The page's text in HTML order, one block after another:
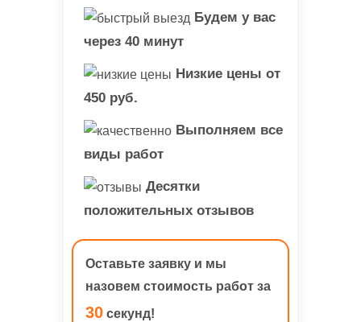
Будем у вас
через 40 минут
Низкие цены от
450 руб.
Выполняем все
виды работ
Десятки
положительных отзывов
Оставьте заявку и мы
назовем стоимость работ за
30секунд!